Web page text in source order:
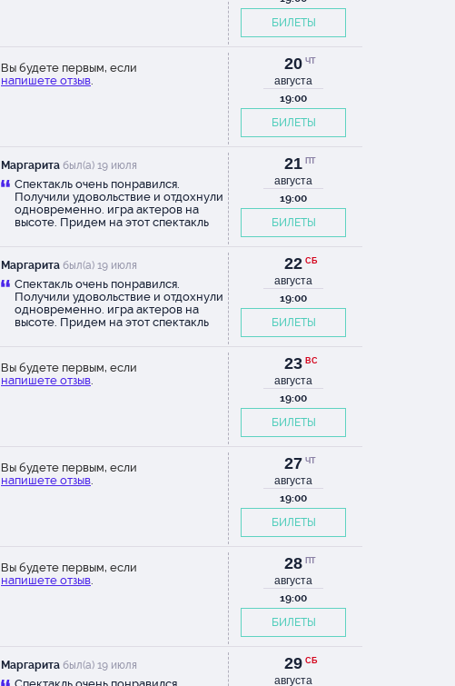
БИЛЕТЫ
Вы будете первым, если
напишете отзыв.
20 ЧТ
августа
19:00
БИЛЕТЫ
Маргарита был(а) 19 июля
Спектакль очень понравился.
Получили удовольствие и отдохнули
одновременно. игра актеров на
высоте. Придем на этот спектакль
21 ПТ
августа
19:00
БИЛЕТЫ
Маргарита был(а) 19 июля
Спектакль очень понравился.
Получили удовольствие и отдохнули
одновременно. игра актеров на
высоте. Придем на этот спектакль
22 СБ
августа
19:00
БИЛЕТЫ
Вы будете первым, если
напишете отзыв.
23 ВС
августа
19:00
БИЛЕТЫ
Вы будете первым, если
напишете отзыв.
27 ЧТ
августа
19:00
БИЛЕТЫ
Вы будете первым, если
напишете отзыв.
28 ПТ
августа
19:00
БИЛЕТЫ
Маргарита был(а) 19 июля 29 СБ
августа